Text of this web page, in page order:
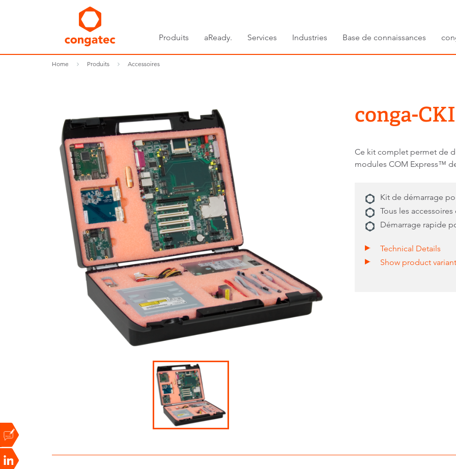
Produits aReady. Services Industries Base de connaissances
Home Produits Accessoires
conga-
Ce kit complet permet de
modules COM Express™
Kit de démarrage
Tous les
Démarrage rapide
Technical Details
Show product